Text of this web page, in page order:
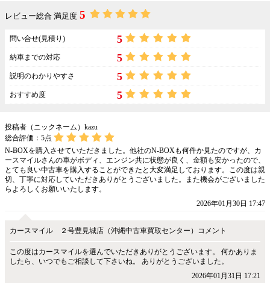
レビュー総合 満足度 5
問い合せ(見積り) 5
納車までの対応 5
説明のわかりやすさ 5
おすすめ度 5
投稿者（ニックネーム）kazu
総合評価： 5点
N-BOXを購入させていただきました。他社のN-BOXも何件か見たのですが、カ
ースマイルさんの車がボディ、エンジン共に状態が良く、金額も安かったので、
とても良い中古車を購入することができたと大変満足しております。この度は親
切、丁寧に対応していただきありがとうございました。また機会がございました
らよろしくお願いいたします。
2026年01月30日 17:47
カースマイル ２号豊見城店（沖縄中古車買取センター）コメント
この度はカースマイルを選んでいただきありがとうございます。 何かありま
したら、いつでもご相談して下さいね。 ありがとうございました。
2026年01月31日 17:21